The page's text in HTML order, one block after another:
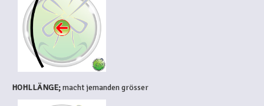
HOHLLÄNGE;macht jemanden grösser